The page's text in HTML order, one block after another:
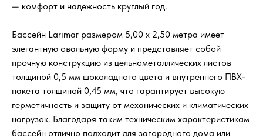
— комфорт и надежность круглый год.
Бассейн Larimar размером 5,00 х 2,50 метра имеет
элегантную овальную форму и представляет собой
прочную конструкцию из цельнометаллических листов
толщиной 0,5 мм шоколадного цвета и внутреннего ПВХ-
пакета толщиной 0,45 мм, что гарантирует высокую
герметичность и защиту от механических и климатических
нагрузок. Благодаря таким техническим характеристикам
бассейн отлично подходит для загородного дома или